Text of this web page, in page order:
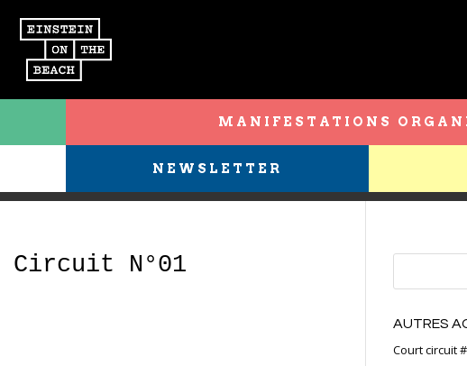
MANIFESTATIONS
NEWSLETTER
Circuit N°01
AUTRES
Court circuit